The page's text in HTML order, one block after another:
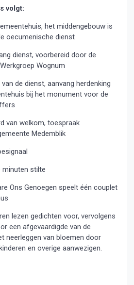
volgt:
het middengebouw is
oecumenische dienst
dienst, voorbereid door de
Wognum
van de dienst, aanvang herdenking
bij het monument voor de
van welkom, toespraak
Medemblik
minuten stilte
Ons Genoegen speelt één couplet
lezen gedichten voor, vervolgens
een afgevaardigde van de
neerleggen van bloemen door
en overige aanwezigen.